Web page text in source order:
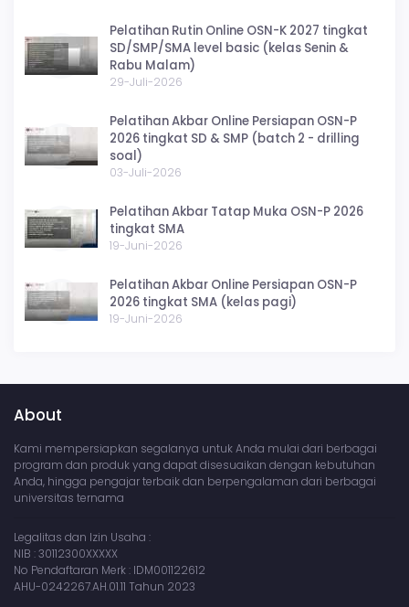
Pelatihan Rutin Online OSN-K 2027 tingkat
SD/SMP/SMA level basic (kelas Senin &
Rabu Malam)
29-Juli-2026
Pelatihan Akbar Online Persiapan OSN-P
2026 tingkat SD & SMP (batch 2 - drilling
soal)
03-Juli-2026
Pelatihan Akbar Tatap Muka OSN-P 2026
tingkat SMA
19-Juni-2026
Pelatihan Akbar Online Persiapan OSN-P
2026 tingkat SMA (kelas pagi)
19-Juni-2026
About
Kami mempersiapkan segalanya untuk Anda mulai dari berbagai
program dan produk yang dapat disesuaikan dengan kebutuhan
Anda, hingga pengajar terbaik dan berpengalaman dari berbagai
universitas ternama
Legalitas dan Izin Usaha :
NIB : 30112300XXXXX
No Pendaftaran Merk : IDM001122612
AHU-0242267.AH.01.11 Tahun 2023